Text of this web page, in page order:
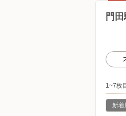
門
1~7枚
新着